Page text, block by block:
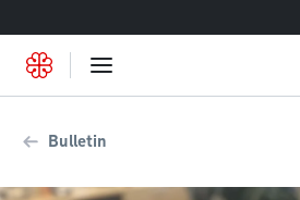
Bulletin